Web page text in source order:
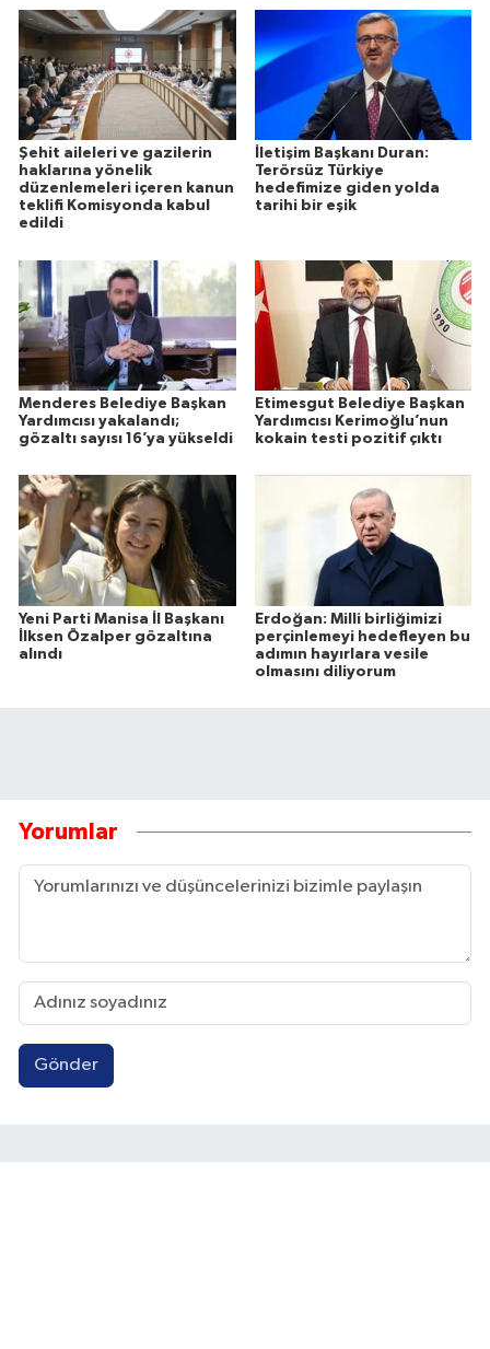
Şehit aileleri ve gazilerin
haklarına yönelik
düzenlemeleri içeren kanun
teklifi Komisyonda kabul
edildi
İletişim Başkanı Duran:
Terörsüz Türkiye
hedefimize giden yolda
tarihi bir eşik
Menderes Belediye Başkan
Yardımcısı yakalandı;
gözaltı sayısı 16’ya yükseldi
Etimesgut Belediye Başkan
Yardımcısı Kerimoğlu’nun
kokain testi pozitif çıktı
Yeni Parti Manisa İl Başkanı
İlksen Özalper gözaltına
alındı
Erdoğan: Milli birliğimizi
perçinlemeyi hedefleyen bu
adımın hayırlara vesile
olmasını diliyorum
Yorumlar